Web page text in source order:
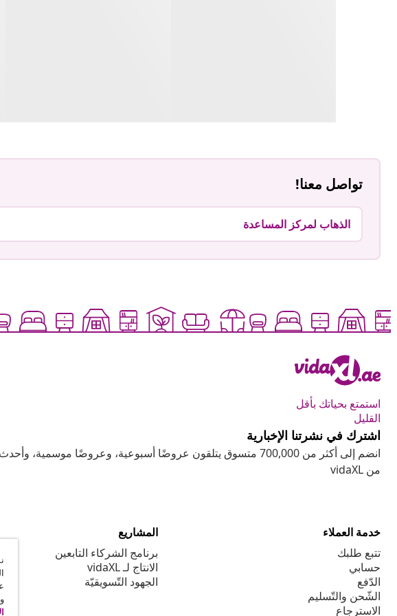
تواصل معنا!
الذهاب لمركز المساعدة
استمتع بحياتك بأقل
القليل
اشترك في نشرتنا الإخبارية
انضم إلى أكثر من 700,000 متسوق يتلقون عروضًا أسبوعية، وعروضًا موسمية،
من vidaXL
خدمة العملاء
تتبع طلبك
حسابي
الدّفع
الشّحن والتّسليم
الاسترجاع
المشاريع
برنامج الشركاء التابعين
الانتاج لـ vidaXL
الجهود التّسويقيّة